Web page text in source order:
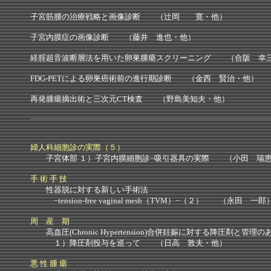
子宮筋腫の治療戦略と画像診断 （辻岡 寛・他）
子宮内膜症の画像診断 （藤井 進也・他）
経腟超音波断層法を用いた卵巣腫瘍スクリーニング （合阪 幸
FDG-PETによる卵巣癌術前の進行期診断 （金西 賢治・他）
再発腫瘍摘出術と三次元CT検査 （野島美知夫・他）
婦人科細胞診の実際（５）
子宮体部 １）子宮内膜細胞診−吸引器具の実際 （小田 瑞恵
手 術 手 技
性器脱に対する新しい手術法
−tension-free vaginal mesh（TVM）−（２） （永田 一郎
周 産 期
高血圧(Chronic Hypertension)合併妊娠に対する降圧剤と管理の
１）降圧剤投与を巡って （日高 敦夫・他）
悪 性 腫 瘍